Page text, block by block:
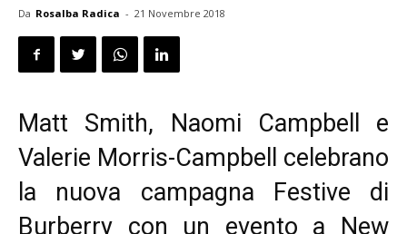
Da Rosalba Radica - 21 Novembre 2018
Matt Smith, Naomi Campbell e
Valerie Morris-Campbell celebrano
la nuova campagna Festive di
Burberry con un evento a New